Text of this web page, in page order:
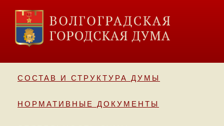
СОСТАВ И СТРУКТУРА ДУМЫ
НОРМАТИВНЫЕ ДОКУМЕНТЫ